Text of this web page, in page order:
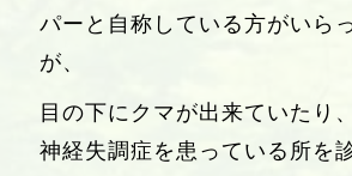
パーと自称している方がいら
が、
目の下にクマが出来ていたり
神経失調症を患っている所を